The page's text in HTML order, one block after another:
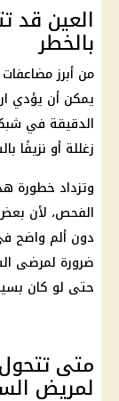
العين قد
بالخطر
من أبرز
يمكن أن يؤدي
الدقيقة في
زغللة أو نزيفًا
وتزداد خطورة
الفحص، لأن
دون ألم واضح
ضرورة لمرضى
حتى لو كان
متى
لمريض